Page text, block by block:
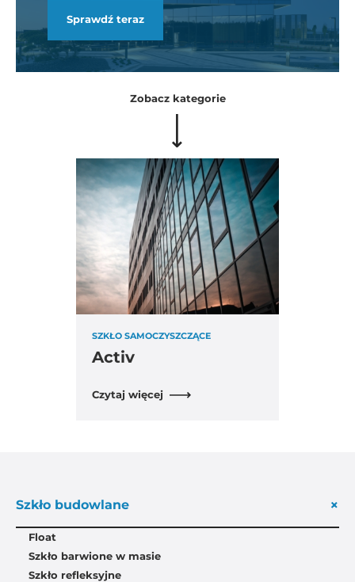
Sprawdź teraz
Zobacz kategorie
SZKŁO SAMOCZYSZCZĄCE
Activ
Czytaj więcej
Szkło budowlane +
Float
Szkło barwione w masie
Szkło refleksyjne